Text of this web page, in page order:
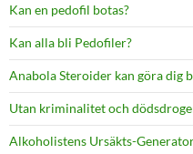
Kan en pedofil botas?
Kan alla bli Pedofiler?
Anabola Steroider kan göra dig
Utan kriminalitet och
Alkoholistens Ursäkts-